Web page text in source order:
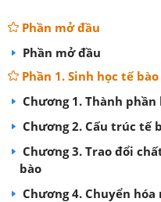
Phần mở đầu
Phần mở đầu
Phần 1. Sinh học tế bào
Chương 1. Thành
Chương 2. Cấu trúc tế
Chương 3. Trao đổi
bào
Chương 4. Chuyển